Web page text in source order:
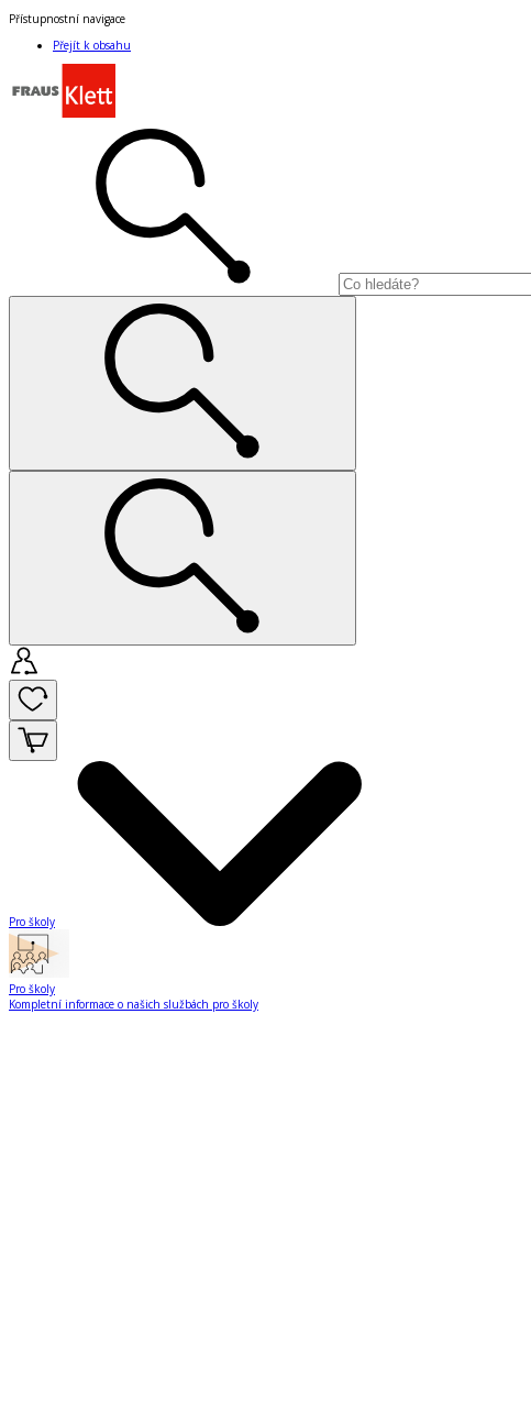
Přístupnostní navigace
Přejít k obsahu
Pro školy
Pro školy
Kompletní informace o našich službách pro školy